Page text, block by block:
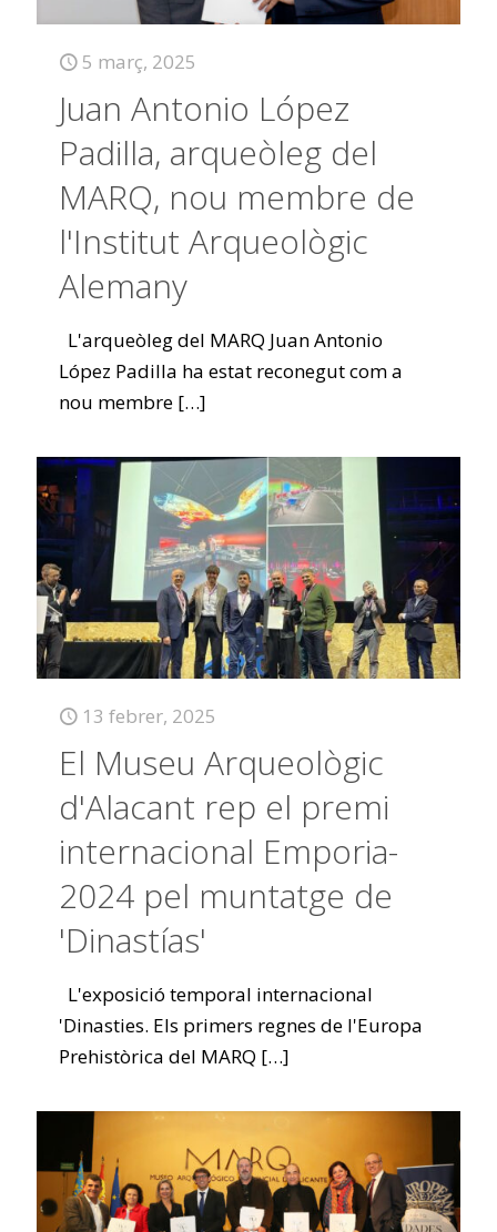
5 març, 2025
Juan Antonio López
Padilla, arqueòleg del
MARQ, nou membre de
l'Institut Arqueològic
Alemany
L'arqueòleg del MARQ Juan Antonio
López Padilla ha estat reconegut com a
nou membre […]
13 febrer, 2025
El Museu Arqueològic
d'Alacant rep el premi
internacional Emporia-
2024 pel muntatge de
'Dinastías'
L'exposició temporal internacional
'Dinasties. Els primers regnes de l'Europa
Prehistòrica del MARQ […]